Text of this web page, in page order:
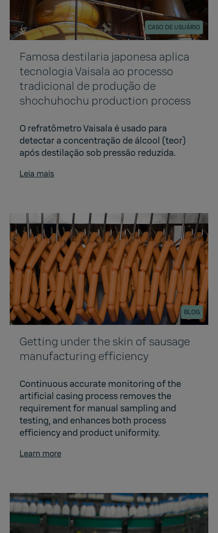
CASO DE USUÁRIO
Famosa destilaria japonesa aplica
tecnologia Vaisala ao processo
tradicional de produção de
shochuhochu production process
O refratômetro Vaisala é usado para
detectar a concentração de álcool (teor)
após destilação sob pressão reduzida.
Leia mais
BLOG
Getting under the skin of sausage
manufacturing efficiency
Continuous accurate monitoring of the
artificial casing process removes the
requirement for manual sampling and
testing, and enhances both process
efficiency and product uniformity.
Learn more